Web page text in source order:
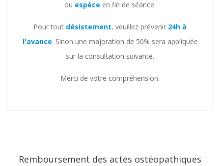
ou espèce en fin de séance.
Pour tout désistement, veuillez prévenir 24h à
l'avance. Sinon une majoration de 50% sera appliquée
sur la consultation suivante.
Merci de votre compréhension.
Remboursement des actes ostéopathiques